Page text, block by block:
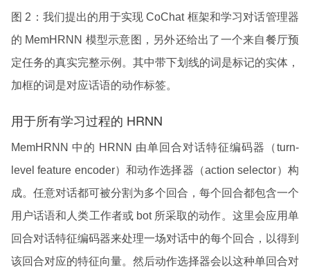
图 2：我们提出的用于实现 CoChat 框架和学习对话管理器
的 MemHRNN 模型示意图，另外还给出了一个来自餐厅预
定任务的真实完整示例。其中带下划线的词是标记的实体，
加框的词是对应话语的动作标签。
用于所有学习过程的 HRNN
MemHRNN 中的 HRNN 由单回合对话特征编码器（turn-
level feature encoder）和动作选择器（action selector）构
成。任意对话都可被分割为多个回合，每个回合都包含一个
用户话语和人类工作者或 bot 所采取的动作。这里会应用单
回合对话特征编码器来处理一场对话中的每个回合，以得到
该回合对应的特征向量。然后动作选择器会以这种单回合对